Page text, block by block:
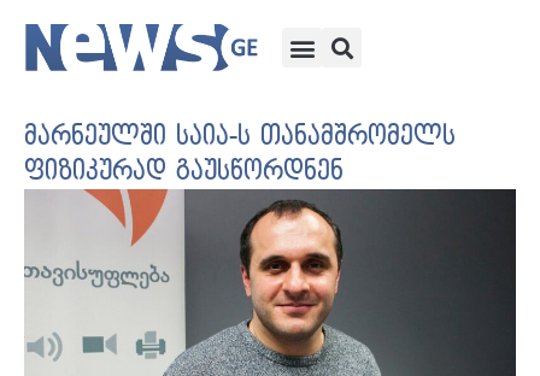
მარნეულში საია-ს თანამშრომელს
ფიზიკურად გაუსწორდნენ